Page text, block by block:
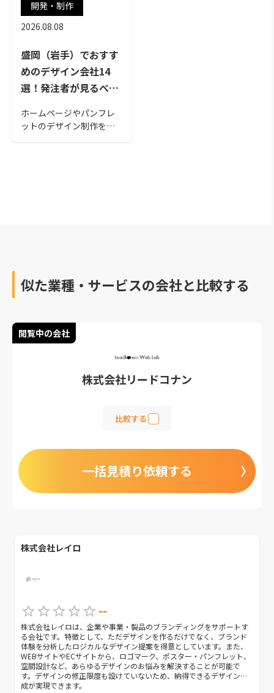
開発・制作
2026.08.08
盛岡（岩手）でおすす
めのデザイン会社14
選！発注者が見るべき
ホームページやパンフレ
ットのデザイン制作を行
似た業種・サービスの会社と比較する
閲覧中の会社
株式会社リードコナン
比較する
一括見積り依頼する
株式会社レイロ
--
株式会社レイロは、企業や事業・製品のブランディングをサポートす
る会社です。特徴として、ただデザインを作るだけでなく、ブランド
体験を分析したロジカルなデザイン提案を得意としています。また、
WEBサイトやECサイトから、ロゴマーク、ポスター・パンフレット、
空間設計など、あらゆるデザインのお悩みを解決することが可能で
す。デザインの修正限度も設けていないため、納得できるデザイン作
成が実現できます。